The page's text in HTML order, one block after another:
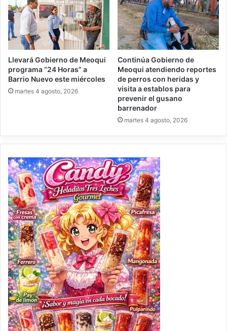
Llevará Gobierno de Meoqui
programa “24 Horas” a
Barrio Nuevo este miércoles
martes 4 agosto, 2026
Continúa Gobierno de
Meoqui atendiendo reportes
de perros con heridas y
visita a establos para
prevenir el gusano
barrenador
martes 4 agosto, 2026